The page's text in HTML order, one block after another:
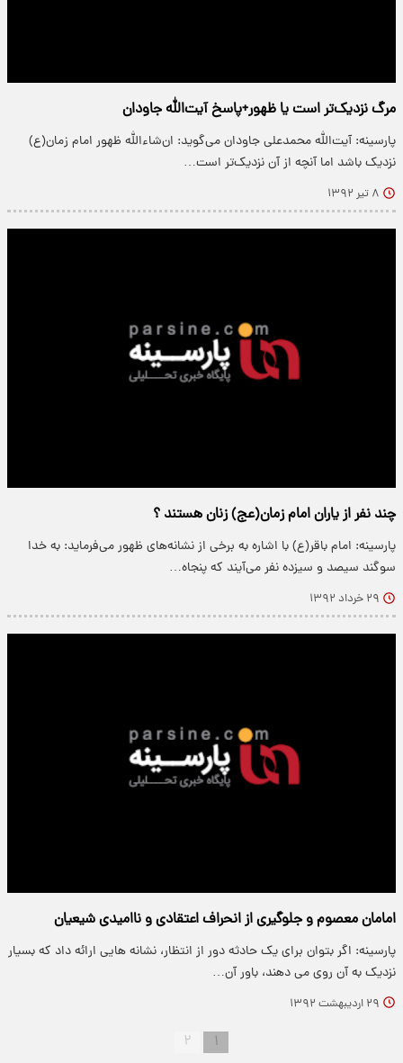
مرگ نزدیک‌تر است یا ظهور+پاسخ آیت‌الله جاودان
پارسینه: آیت‌الله محمد‌علی جاودان می‌گوید: ان‌شاء‌الله ظهور امام زمان(ع)
نزدیک باشد اما آنچه از آن نزدیک‌تر است…
۸ تیر ۱۳۹۲
چند نفر از یاران امام زمان(عج) زنان هستند ؟
پارسینه: امام باقر(ع) با اشاره به برخی از نشانه‌های ظهور می‌فرماید: به خدا
سوگند سیصد و سیزده نفر می‌آیند که پنجاه…
۲۹ خرداد ۱۳۹۲
امامان معصوم و جلوگیری از انحراف اعتقادی و ناامیدی شیعیان
پارسینه: اگر بتوان برای یک حادثه دور از انتظار، نشانه هایی ارائه داد که بسیار
نزدیک به آن روی می دهند، باور آن…
۲۹ اردیبهشت ۱۳۹۲
۱ ۲